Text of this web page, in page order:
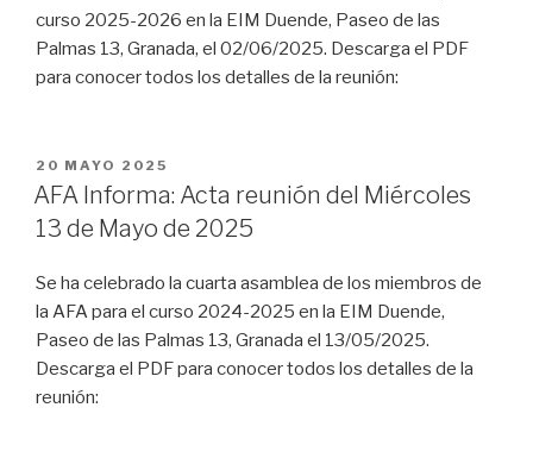
curso 2025-2026 en la EIM Duende, Paseo de las
Palmas 13, Granada, el 02/06/2025. Descarga el PDF
para conocer todos los detalles de la reunión:
PUBLICADO
EL
20 MAYO 2025
AFA Informa: Acta reunión del Miércoles
13 de Mayo de 2025
Se ha celebrado la cuarta asamblea de los miembros de
la AFA para el curso 2024-2025 en la EIM Duende,
Paseo de las Palmas 13, Granada el 13/05/2025.
Descarga el PDF para conocer todos los detalles de la
reunión: